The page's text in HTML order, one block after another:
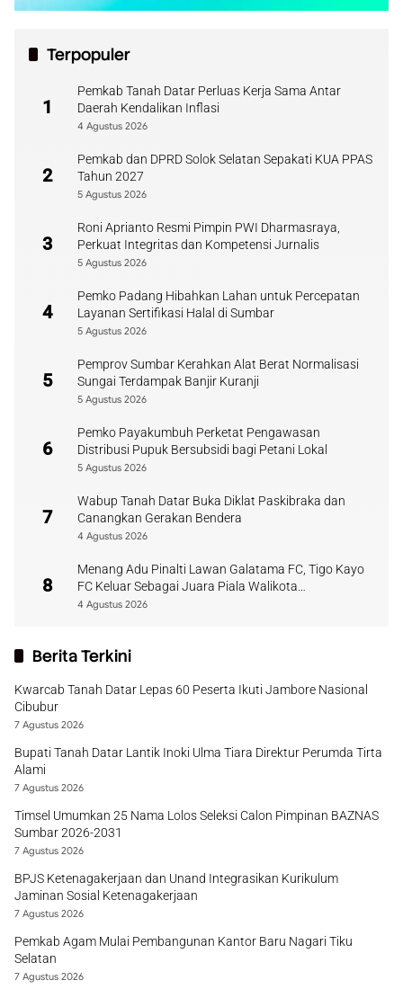
Terpopuler
1
Pemkab Tanah Datar Perluas Kerja Sama Antar
Daerah Kendalikan Inflasi
4 Agustus 2026
2
Pemkab dan DPRD Solok Selatan Sepakati KUA PPAS
Tahun 2027
5 Agustus 2026
3
Roni Aprianto Resmi Pimpin PWI Dharmasraya,
Perkuat Integritas dan Kompetensi Jurnalis
5 Agustus 2026
4
Pemko Padang Hibahkan Lahan untuk Percepatan
Layanan Sertifikasi Halal di Sumbar
5 Agustus 2026
5
Pemprov Sumbar Kerahkan Alat Berat Normalisasi
Sungai Terdampak Banjir Kuranji
5 Agustus 2026
6
Pemko Payakumbuh Perketat Pengawasan
Distribusi Pupuk Bersubsidi bagi Petani Lokal
5 Agustus 2026
7
Wabup Tanah Datar Buka Diklat Paskibraka dan
Canangkan Gerakan Bendera
4 Agustus 2026
8
Menang Adu Pinalti Lawan Galatama FC, Tigo Kayo
FC Keluar Sebagai Juara Piala Walikota
Payakumbuh
4 Agustus 2026
Berita Terkini
Kwarcab Tanah Datar Lepas 60 Peserta Ikuti Jambore Nasional
Cibubur
7 Agustus 2026
Bupati Tanah Datar Lantik Inoki Ulma Tiara Direktur Perumda Tirta
Alami
7 Agustus 2026
Timsel Umumkan 25 Nama Lolos Seleksi Calon Pimpinan BAZNAS
Sumbar 2026-2031
7 Agustus 2026
BPJS Ketenagakerjaan dan Unand Integrasikan Kurikulum
Jaminan Sosial Ketenagakerjaan
7 Agustus 2026
Pemkab Agam Mulai Pembangunan Kantor Baru Nagari Tiku
Selatan
7 Agustus 2026